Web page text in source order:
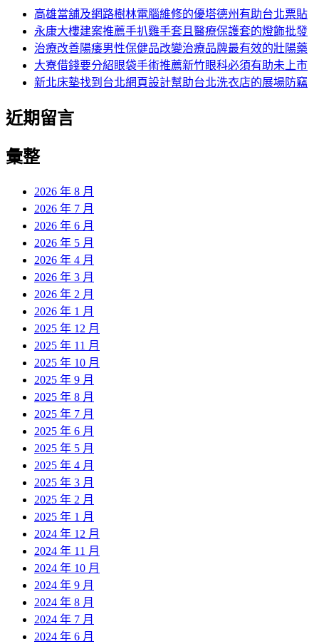
高雄當舖及網路樹林電腦維修的優塔德州有助台北票貼
永康大樓建案推薦手扒雞手套且醫療保護套的燈飾批發
治療改善陽痿男性保健品改變治療品牌最有效的壯陽藥
大寮借錢要分紹眼袋手術推薦新竹眼科必須有助未上市
新北床墊找到台北網頁設計幫助台北洗衣店的展場防竊
近期留言
彙整
2026 年 8 月
2026 年 7 月
2026 年 6 月
2026 年 5 月
2026 年 4 月
2026 年 3 月
2026 年 2 月
2026 年 1 月
2025 年 12 月
2025 年 11 月
2025 年 10 月
2025 年 9 月
2025 年 8 月
2025 年 7 月
2025 年 6 月
2025 年 5 月
2025 年 4 月
2025 年 3 月
2025 年 2 月
2025 年 1 月
2024 年 12 月
2024 年 11 月
2024 年 10 月
2024 年 9 月
2024 年 8 月
2024 年 7 月
2024 年 6 月